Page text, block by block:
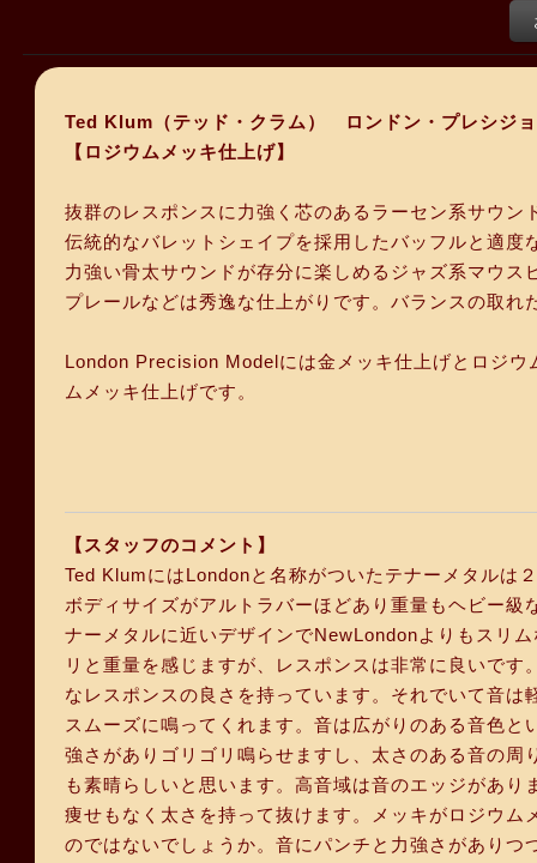
Ted Klum（テッド・クラム） ロンドン・プレシ
【ロジウムメッキ仕上げ】
抜群のレスポンスに力強く芯のあるラーセン系サウン
伝統的なバレットシェイプを採用したバッフルと適
力強い骨太サウンドが存分に楽しめるジャズ系マウ
プレールなどは秀逸な仕上がりです。バランスの取
London Precision Modelには金メッキ仕上げとロジ
ムメッキ仕上げです。
【スタッフのコメント】
Ted KlumにはLondonと名称がついたテナーメタルは
ボディサイズがアルトラバーほどあり重量もヘビー
ナーメタルに近いデザインでNewLondonよりもスリ
リと重量を感じますが、レスポンスは非常に良いで
なレスポンスの良さを持っています。それでいて音
スムーズに鳴ってくれます。音は広がりのある音色
強さがありゴリゴリ鳴らせますし、太さのある音の
も素晴らしいと思います。高音域は音のエッジがあ
痩せもなく太さを持って抜けます。メッキがロジウ
のではないでしょうか。音にパンチと力強さがあり